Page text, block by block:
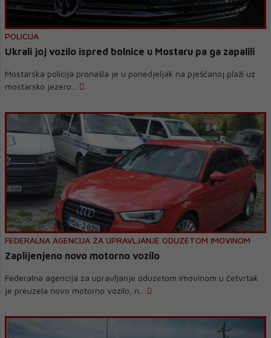
POLICIJA
Ukrali joj vozilo ispred bolnice u Mostaru pa ga zapalili
Mostarska policija pronašla je u ponedjeljak na pješčanoj plaži uz
mostarsko jezero...
FEDERALNA AGENCIJA ZA UPRAVLJANJE ODUZETOM IMOVINOM
Zaplijenjeno novo motorno vozilo
Federalna agencija za upravljanje oduzetom imovinom u četvrtak
je preuzela novo motorno vozilo, n...